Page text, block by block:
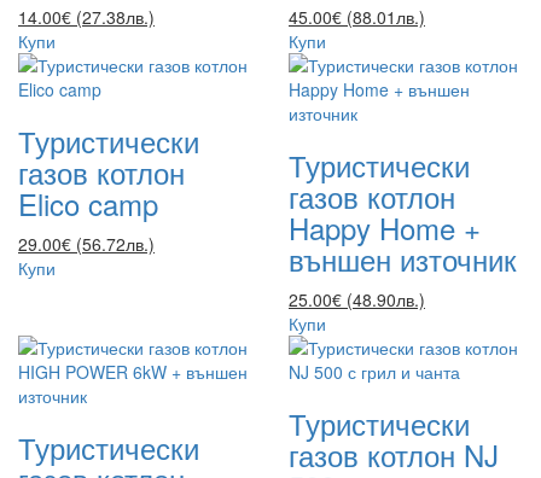
14.00€ (27.38лв.)
Купи
45.00€ (88.01лв.)
Купи
Туристически
газов котлон
Elico camp
29.00€ (56.72лв.)
Купи
Туристически
газов котлон
Happy Home +
външен източник
25.00€ (48.90лв.)
Купи
Туристически
Туристически
газов котлон NJ